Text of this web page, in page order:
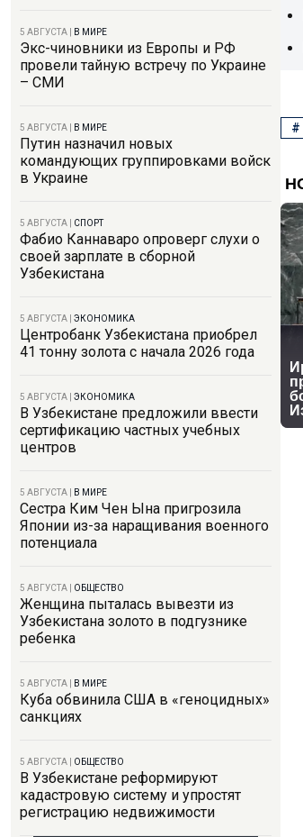
5 АВГУСТА В МИРЕ
Экс-чиновники из Европы и РФ
провели тайную встречу по Украине
– СМИ
5 АВГУСТА В МИРЕ
Путин назначил новых
командующих группировками войск
в Украине
5 АВГУСТА СПОРТ
Фабио Каннаваро опроверг слухи о
своей зарплате в сборной
Узбекистана
5 АВГУСТА ЭКОНОМИКА
Центробанк Узбекистана приобрел
41 тонну золота с начала 2026 года
5 АВГУСТА ЭКОНОМИКА
В Узбекистане предложили ввести
сертификацию частных учебных
центров
5 АВГУСТА В МИРЕ
Сестра Ким Чен Ына пригрозила
Японии из-за наращивания военного
потенциала
5 АВГУСТА ОБЩЕСТВО
Женщина пыталась вывезти из
Узбекистана золото в подгузнике
ребенка
5 АВГУСТА В МИРЕ
Куба обвинила США в «геноцидных»
санкциях
5 АВГУСТА ОБЩЕСТВО
В Узбекистане реформируют
кадастровую систему и упростят
регистрацию недвижимости
#